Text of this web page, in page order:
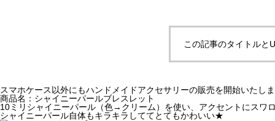
この記事のタイトルと
スマホケース以外にもハンドメイドアクセサリーの販売を開始いたし
商品名：シャイニーパールブレスレット
10ミリシャイニーパール（色→クリーム）を使い、アクセントにスワ
シャイニーパール自体もキラキラしててとてもかわいい★